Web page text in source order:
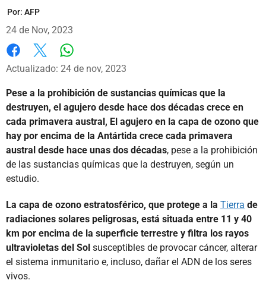
Por: AFP
24 de Nov, 2023
Facebook
X
Actualizado: 24 de nov, 2023
Pese a la prohibición de sustancias químicas que la
destruyen, el agujero desde hace dos décadas crece en
cada primavera austral, El agujero en la capa de ozono que
hay por encima de la Antártida crece cada primavera
austral desde hace unas dos décadas, pese a la prohibición
de las sustancias químicas que la destruyen, según un
estudio.
La capa de ozono estratosférico, que protege a la Tierra de
radiaciones solares peligrosas, está situada entre 11 y 40
km por encima de la superficie terrestre y filtra los rayos
ultravioletas del Sol susceptibles de provocar cáncer, alterar
el sistema inmunitario e, incluso, dañar el ADN de los seres
vivos.